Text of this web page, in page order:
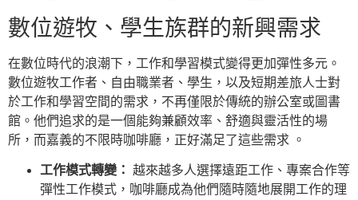
數位遊牧、學生族群的新興需求
在數位時代的浪潮下，工作和學習模式變得更加彈性多元。
數位遊牧工作者、自由職業者、學生，以及短期差旅人士對
於工作和學習空間的需求，不再僅限於傳統的辦公室或圖書
館。他們追求的是一個能夠兼顧效率、舒適與靈活性的場
所，而嘉義的不限時咖啡廳，正好滿足了這些需求 。
工作模式轉變： 越來越多人選擇遠距工作、專案合作等
彈性工作模式，咖啡廳成為他們隨時隨地展開工作的理